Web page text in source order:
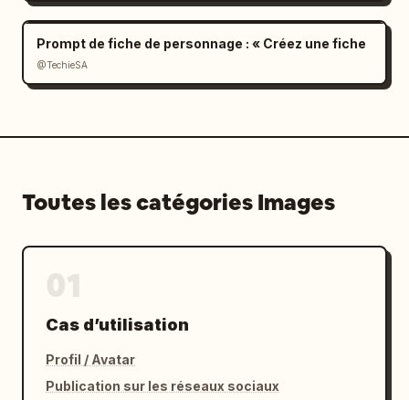
"count": 6},
"description": "guides de finition des
mi-corps", "dos mi-corps", "détail"]}
    ]
}
Prompt de fiche de personnage : « Créez une fiche
@TechieSA
Toutes les catégories Images
Cas d’utilisation
Profil / Avatar
Publication sur les réseaux sociaux